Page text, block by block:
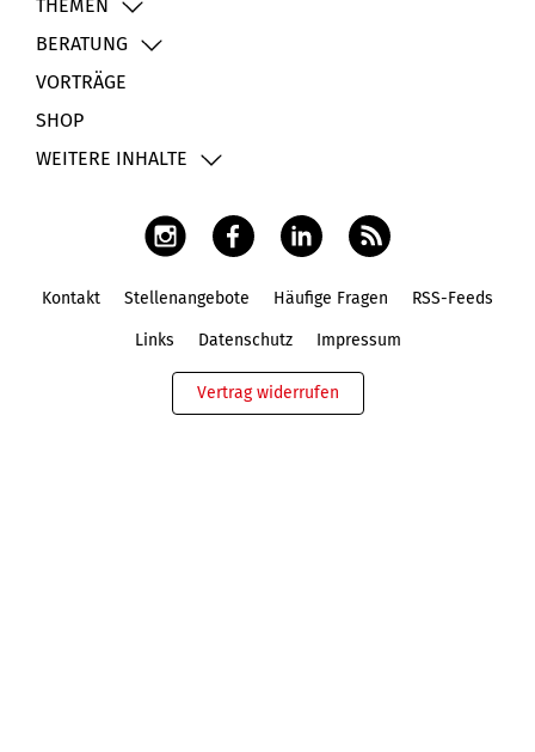
THEMEN
BERATUNG
VORTRÄGE
SHOP
WEITERE INHALTE
Kontakt Stellenangebote Häufige Fragen RSS-Feeds
Links Datenschutz Impressum
Vertrag widerrufen